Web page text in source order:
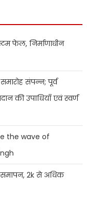
फेल, निर्माणाधीन
संपन्न; पूर्व
की उपाधियाँ एवं स्वर्ण
the wave of
2k से अधिक